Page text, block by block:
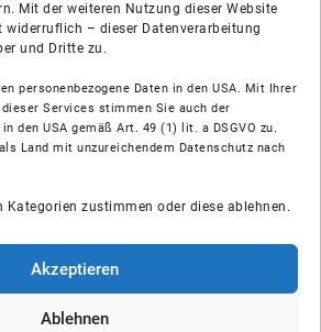
Mit der weiteren Nutzung dieser Website
widerruflich – dieser Datenverarbeitung
und Dritte zu.
personenbezogene Daten in den USA. Mit Ihrer
Services stimmen Sie auch der
den USA gemäß Art. 49 (1) lit. a DSGVO zu.
Land mit unzureichendem Datenschutz nach
Kategorien zustimmen oder diese ablehnen.
Akzeptieren
Ablehnen